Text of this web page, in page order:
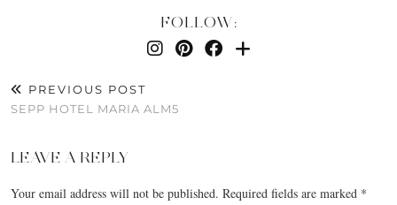
FOLLOW:
PREVIOUS POST
SEPP HOTEL MARIA ALM5
LEAVE A REPLY
Your email address will not be published. Required fields are marked *